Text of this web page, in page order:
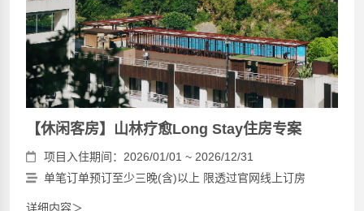
【休闲客房】山林疗愈Long Stay住房专案
项目入住期间：2026/01/01 ~ 2026/12/31
单笔订单预订至少三晚(含)以上 限透过官网线上订房
详细内容＞